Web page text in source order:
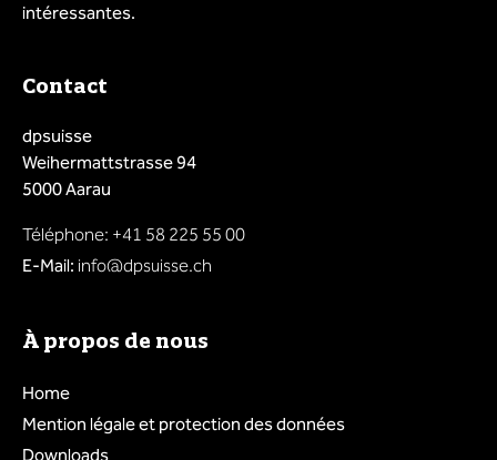
intéressantes.
Contact
dpsuisse
Weihermattstrasse 94
5000 Aarau
Téléphone: +41 58 225 55 00
E-Mail: info@dpsuisse.ch
À propos de nous
Home
Mention légale et protection des données
Downloads